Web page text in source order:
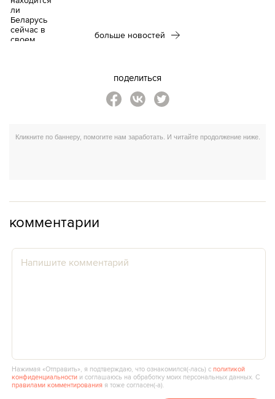
больше новостей
поделиться
комментарии
Нажимая «Отправить», я подтверждаю, что ознакомился(‑лась) сполитикой
конфиденциальности и соглашаюсь на обработку моих персональных данных. С
правилами комментирования я тоже согласен(‑а).